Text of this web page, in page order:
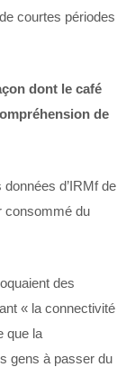
courtes périodes
dont le café
de
d’IRMf de
consommé du
des
« la connectivité
que la
gens à passer du